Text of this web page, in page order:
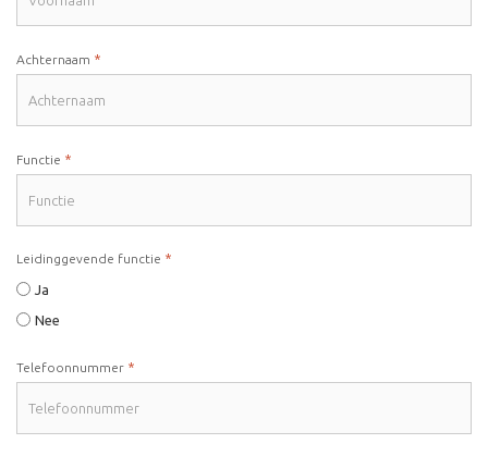
Achternaam *
Functie *
Leidinggevende functie *
Ja
Nee
Telefoonnummer *